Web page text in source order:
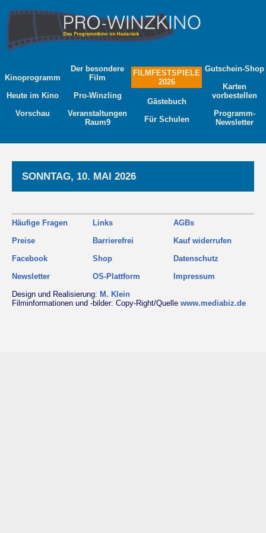
Kinoprogramm
Heute im Kino
Vorschau
Der besondere
Film
Pro-Winzling
Veranstaltungen
Raum9
FILMFESTSPIELE
2026
Gästebuch
Für Schulen
Gutschein-Shop
Karten
vorbestellen
Programm-
Newsletter
SONNTAG, 10. MAI 2026
Häufige Fragen
Preise
Facebook
Newsletter
Links
Barrierefrei
Shop
OS-Plattform
AGBs
Kauf widerrufen
Datenschutz
Impressum
Design und Realisierung: M. Klein
Filminformationen und -bilder: Copy-Right/Quelle www.mediabiz.de